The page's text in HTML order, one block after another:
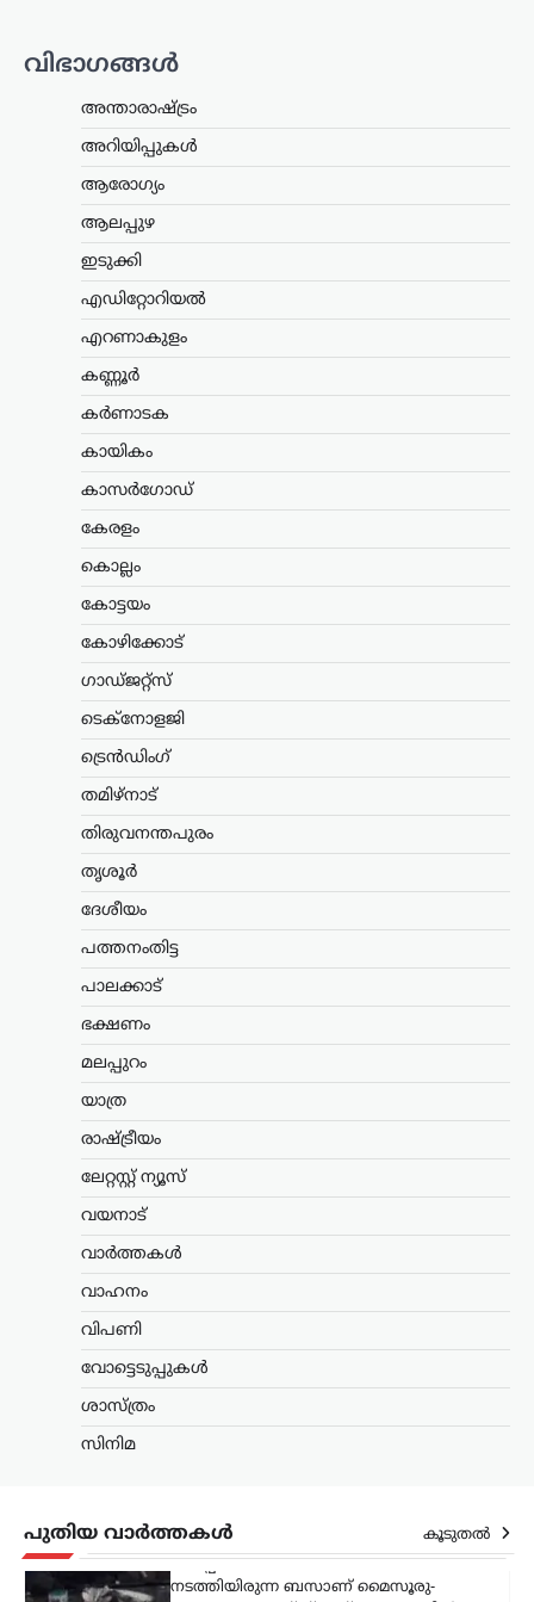
വിഭാഗങ്ങൾ
അന്താരാഷ്ട്രം
അറിയിപ്പുകൾ
ആരോഗ്യം
ആലപ്പുഴ
ഇടുക്കി
എഡിറ്റോറിയൽ
എറണാകുളം
കണ്ണൂർ
കർണാടക
കായികം
കാസർഗോഡ്
കേരളം
കൊല്ലം
കോട്ടയം
കോഴിക്കോട്
ഗാഡ്ജറ്റ്സ്
ടെക്നോളജി
ട്രെൻഡിംഗ്
തമിഴ്നാട്
തിരുവനന്തപുരം
തൃശൂർ
ദേശീയം
പത്തനംതിട്ട
പാലക്കാട്
ഭക്ഷണം
മലപ്പുറം
യാത്ര
രാഷ്ട്രീയം
ലേറ്റസ്റ്റ് ന്യൂസ്
വയനാട്
വാർത്തകൾ
വാഹനം
വിപണി
വോട്ടെടുപ്പുകൾ
ശാസ്ത്രം
സിനിമ
പുതിയ വാർത്തകൾ കൂടുതൽ
മദ്യപിച്ച് വാഹനമോടിച്ചു;
സ്പാർട്ടയുടെ ലൈസൻസ്
മൂന്ന് മാസത്തേക്ക്
സസ്‌പെൻഡ്
ന്യൂസ് ഡെസ്ക്
ഓഗസ്റ്റ്‌ 8, 2026
(ഹെലൻ ഓഫ് സ്പാർട്ട) ഡ്രൈവിങ്
ലൈസൻസ് മൂന്ന് മാസത്തേക്ക്
സസ്‌പെൻഡ് ചെയ്തു. മദ്യപിച്ച്
അപകടസാധ്യത സൃഷ്ടിക്കുന്ന തരത്തിൽ
യുദ്ധവിമാനങ്ങൾക്കായി
ഫ്രാൻസിന്റെ വമ്പൻ
ഇന്ത്യൻ വ്യോമസേനയുടെ ശക്തി
വർധിപ്പിക്കുന്നതിന് നിർണായകമായ
നീക്കമായി 114 റാഫേൽ
യുദ്ധവിമാനങ്ങൾ വാങ്ങാനുള്ള
പദ്ധതിയിൽ ഇന്ത്യയിൽ തന്നെ 94
വിമാനങ്ങൾ നിർമ്മിക്കാൻ ഫ്രാൻസ്
അന്താരാഷ്ട്രം,ട്രെൻഡിംഗ്,
ലേറ്റസ്റ്റ് ന്യൂസ്
തിരിച്ചടി; റഷ്യൻ എണ്ണ
വാങ്ങുന്ന രാജ്യങ്ങൾക്ക്
100% വരെ തീരുവ;
യുഎസ് സെനറ്റ്
അംഗീകാരം
സാമ്പത്തിക നടപടികൾക്ക്
വഴിയൊരുക്കുന്ന ബില്ലിന് യുഎസ്
ചൈന ഉൾപ്പെടെയുള്ള രാജ്യങ്ങൾക്ക്
100…
കേരളം,വാർത്തകൾ
ബെംഗളൂരുവിൽ
കെഎസ്ആർടിസി ബസ്
കണ്ടക്ടറും മരിച്ചു
അപകടത്തിൽപ്പെട്ട് ഡ്രൈവറും
കണ്ടക്ടറും മരിച്ചു. കോഴിക്കോട്
ഡിപ്പോയിൽ നിന്ന് സർവീസ്
നടത്തിയിരുന്ന ബസാണ് മൈസൂരു-